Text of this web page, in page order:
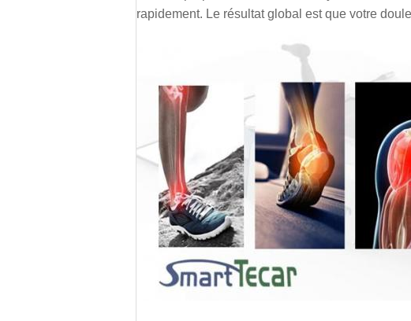
rapidement. Le résultat global est que votre